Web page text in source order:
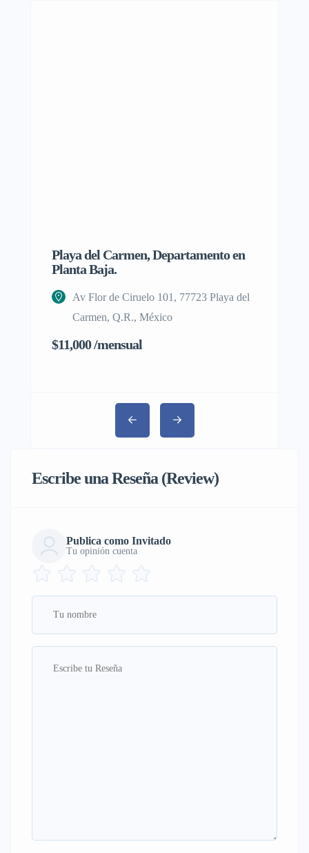
Playa del Carmen, Departamento en
Planta Baja.
Av Flor de Ciruelo 101, 77723 Playa del
Carmen, Q.R., México
$11,000 /mensual
Escribe una Reseña (Review)
Publica como Invitado
Tu opinión cuenta